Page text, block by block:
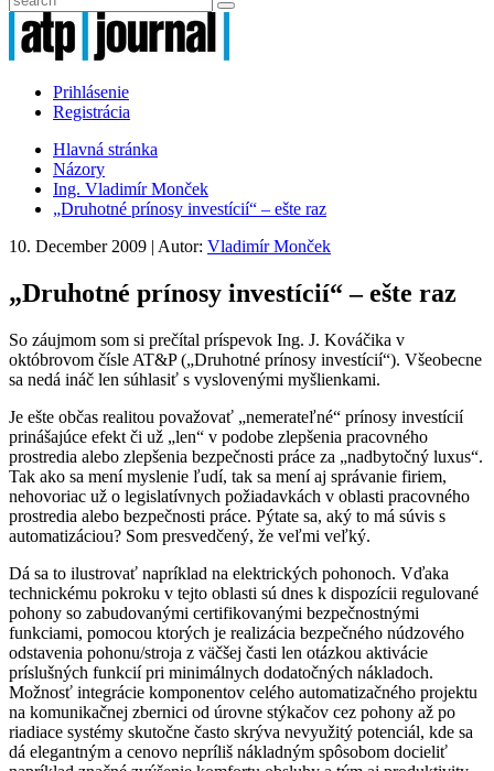
Prihlásenie
Registrácia
Hlavná stránka
Názory
Ing. Vladimír Monček
„Druhotné prínosy investícií“ – ešte raz
10. December 2009 | Autor: Vladimír Monček
„Druhotné prínosy investícií“ – ešte raz
So záujmom som si prečítal príspevok Ing. J. Kováčika v
októbrovom čísle AT&P („Druhotné prínosy investícií“). Všeobecne
sa nedá ináč len súhlasiť s vyslovenými myšlienkami.
Je ešte občas realitou považovať „nemerateľné“ prínosy investícií
prinášajúce efekt či už „len“ v podobe zlepšenia pracovného
prostredia alebo zlepšenia bezpečnosti práce za „nadbytočný luxus“.
Tak ako sa mení myslenie ľudí, tak sa mení aj správanie firiem,
nehovoriac už o legislatívnych požiadavkách v oblasti pracovného
prostredia alebo bezpečnosti práce. Pýtate sa, aký to má súvis s
automatizáciou? Som presvedčený, že veľmi veľký.
Dá sa to ilustrovať napríklad na elektrických pohonoch. Vďaka
technickému pokroku v tejto oblasti sú dnes k dispozícii regulované
pohony so zabudovanými certifikovanými bezpečnostnými
funkciami, pomocou ktorých je realizácia bezpečného núdzového
odstavenia pohonu/stroja z väčšej časti len otázkou aktivácie
príslušných funkcií pri minimálnych dodatočných nákladoch.
Možnosť integrácie komponentov celého automatizačného projektu
na komunikačnej zbernici od úrovne stýkačov cez pohony až po
riadiace systémy skutočne často skrýva nevyužitý potenciál, kde sa
dá elegantným a cenovo nepríliš nákladným spôsobom docieliť